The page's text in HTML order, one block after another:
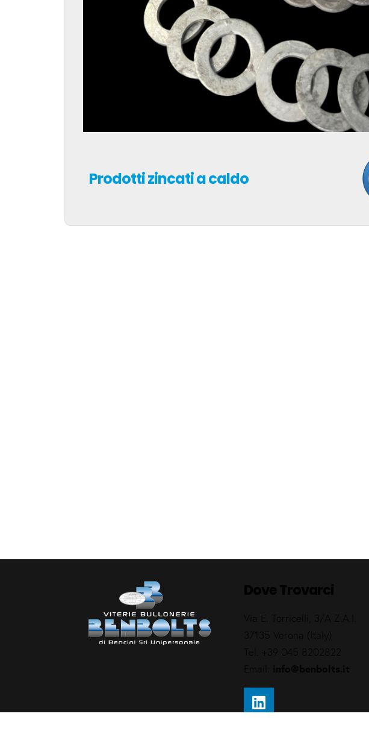
Prodotti zincati a caldo
Dove Trovarci
Via E. Torricelli, 3/A Z.A.I.
37135 Verona (Italy)
+39 045 8202822
Email:
info@benbolts.it